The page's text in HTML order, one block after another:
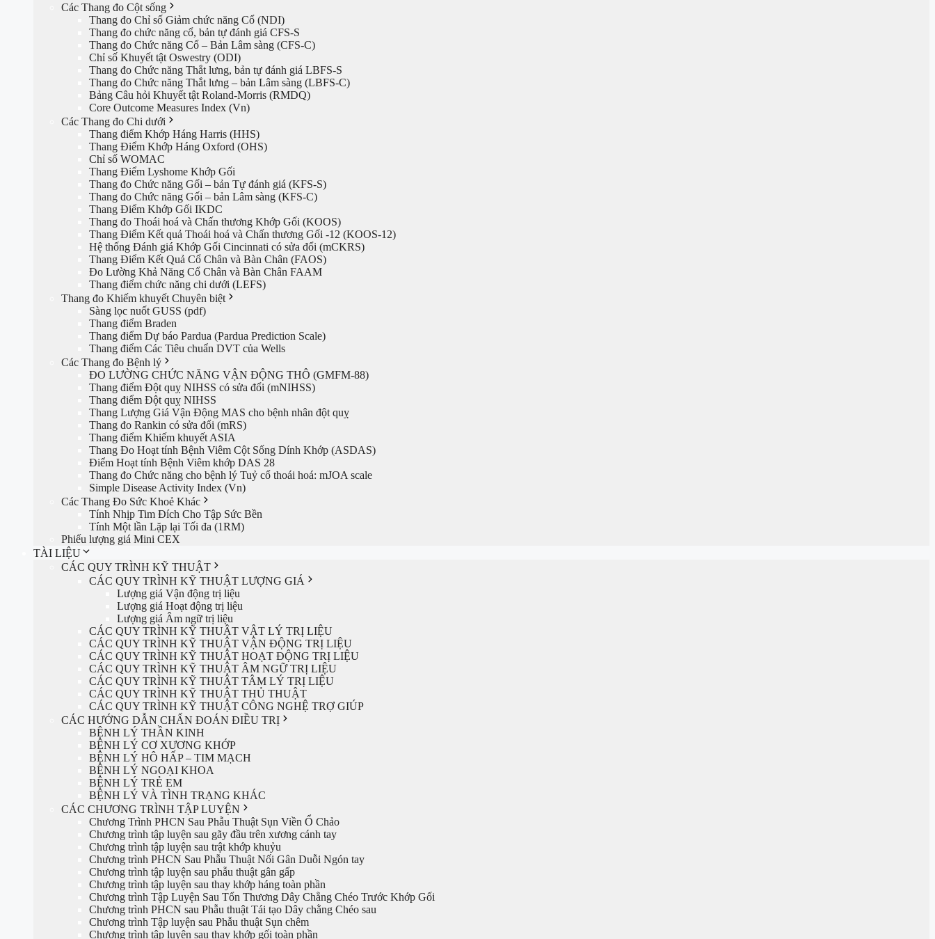
Các Thang đo Cột sống
Thang đo Chỉ số Giảm chức năng Cổ (NDI)
Thang đo chức năng cổ, bản tự đánh giá CFS-S
Thang đo Chức năng Cổ – Bản Lâm sàng (CFS-C)
Chỉ số Khuyết tật Oswestry (ODI)
Thang đo Chức năng Thắt lưng, bản tự đánh giá LBFS-S
Thang đo Chức năng Thắt lưng – bản Lâm sàng (LBFS-C)
Bảng Câu hỏi Khuyết tật Roland-Morris (RMDQ)
Core Outcome Measures Index (Vn)
Các Thang đo Chi dưới
Thang điểm Khớp Háng Harris (HHS)
Thang Điểm Khớp Háng Oxford (OHS)
Chỉ số WOMAC
Thang Điểm Lyshome Khớp Gối
Thang đo Chức năng Gối – bản Tự đánh giá (KFS-S)
Thang đo Chức năng Gối – bản Lâm sàng (KFS-C)
Thang Điểm Khớp Gối IKDC
Thang đo Thoái hoá và Chấn thương Khớp Gối (KOOS)
Thang Điểm Kết quả Thoái hoá và Chấn thương Gối -12 (KOOS-12)
Hệ thống Đánh giá Khớp Gối Cincinnati có sửa đổi (mCKRS)
Thang Điểm Kết Quả Cổ Chân và Bàn Chân (FAOS)
Đo Lường Khả Năng Cổ Chân và Bàn Chân FAAM
Thang điểm chức năng chi dưới (LEFS)
Thang đo Khiếm khuyết Chuyên biệt
Sàng lọc nuốt GUSS (pdf)
Thang điểm Braden
Thang điểm Dự báo Pardua (Pardua Prediction Scale)
Thang điểm Các Tiêu chuẩn DVT của Wells
Các Thang đo Bệnh lý
ĐO LƯỜNG CHỨC NĂNG VẬN ĐỘNG THÔ (GMFM-88)
Thang điểm Đột quỵ NIHSS có sửa đổi (mNIHSS)
Thang điểm Đột quỵ NIHSS
Thang Lượng Giá Vận Động MAS cho bệnh nhân đột quỵ
Thang đo Rankin có sửa đổi (mRS)
Thang điểm Khiếm khuyết ASIA
Thang Đo Hoạt tính Bệnh Viêm Cột Sống Dính Khớp (ASDAS)
Điểm Hoạt tính Bệnh Viêm khớp DAS 28
Thang đo Chức năng cho bệnh lý Tuỷ cổ thoái hoá: mJOA scale
Simple Disease Activity Index (Vn)
Các Thang Đo Sức Khoẻ Khác
Tính Nhịp Tim Đích Cho Tập Sức Bền
Tính Một lần Lặp lại Tối đa (1RM)
Phiếu lượng giá Mini CEX
TÀI LIỆU
CÁC QUY TRÌNH KỸ THUẬT
CÁC QUY TRÌNH KỸ THUẬT LƯỢNG GIÁ
Lượng giá Vận động trị liệu
Lượng giá Hoạt động trị liệu
Lượng giá Âm ngữ trị liệu
CÁC QUY TRÌNH KỸ THUẬT VẬT LÝ TRỊ LIỆU
CÁC QUY TRÌNH KỸ THUẬT VẬN ĐỘNG TRỊ LIỆU
CÁC QUY TRÌNH KỸ THUẬT HOẠT ĐỘNG TRỊ LIỆU
CÁC QUY TRÌNH KỸ THUẬT ÂM NGỮ TRỊ LIỆU
CÁC QUY TRÌNH KỸ THUẬT TÂM LÝ TRỊ LIỆU
CÁC QUY TRÌNH KỸ THUẬT THỦ THUẬT
CÁC QUY TRÌNH KỸ THUẬT CÔNG NGHỆ TRỢ GIÚP
CÁC HƯỚNG DẪN CHẨN ĐOÁN ĐIỀU TRỊ
BỆNH LÝ THẦN KINH
BỆNH LÝ CƠ XƯƠNG KHỚP
BỆNH LÝ HÔ HẤP – TIM MẠCH
BỆNH LÝ NGOẠI KHOA
BỆNH LÝ TRẺ EM
BỆNH LÝ VÀ TÌNH TRẠNG KHÁC
CÁC CHƯƠNG TRÌNH TẬP LUYỆN
Chương Trình PHCN Sau Phẫu Thuật Sụn Viền Ổ Chảo
Chương trình tập luyện sau gãy đầu trên xương cánh tay
Chương trình tập luyện sau trật khớp khuỷu
Chương trình PHCN Sau Phẫu Thuật Nối Gân Duỗi Ngón tay
Chương trình tập luyện sau phẫu thuật gân gấp
Chương trình tập luyện sau thay khớp háng toàn phần
Chương trình Tập Luyện Sau Tổn Thương Dây Chằng Chéo Trước Khớp Gối
Chương trình PHCN sau Phẫu thuật Tái tạo Dây chằng Chéo sau
Chương trình Tập luyện sau Phẫu thuật Sụn chêm
Chương trình tập luyện sau thay khớp gối toàn phần